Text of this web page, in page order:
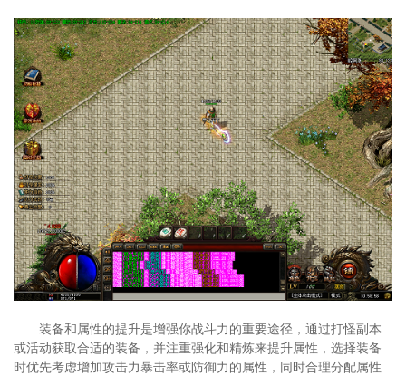
装备和属性的提升是增强你战斗力的重要途径，通过打怪副本
或活动获取合适的装备，并注重强化和精炼来提升属性，选择装备
时优先考虑增加攻击力暴击率或防御力的属性，同时合理分配属性